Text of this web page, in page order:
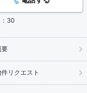
30
要
リクエスト